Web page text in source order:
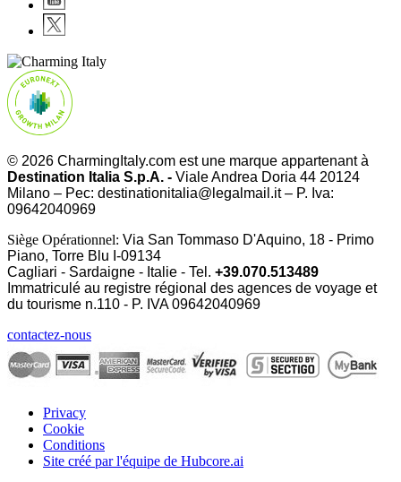
© 2026 CharmingItaly.com est une marque appartenant à
Destination Italia S.p.A. - Viale Andrea Doria 44 20124
Milano – Pec: destinationitalia@legalmail.it – P. Iva:
09642040969
Siège Opérationnel: Via San Tommaso D'Aquino, 18 - Primo
Piano, Torre Blu I-09134
Cagliari - Sardaigne - Italie - Tel. +39.070.513489
Immatriculé au registre régional des agences de voyage et
du tourisme n.110 - P. IVA09642040969
contactez-nous
Privacy
Cookie
Conditions
Site créé par l'équipe de Hubcore.ai